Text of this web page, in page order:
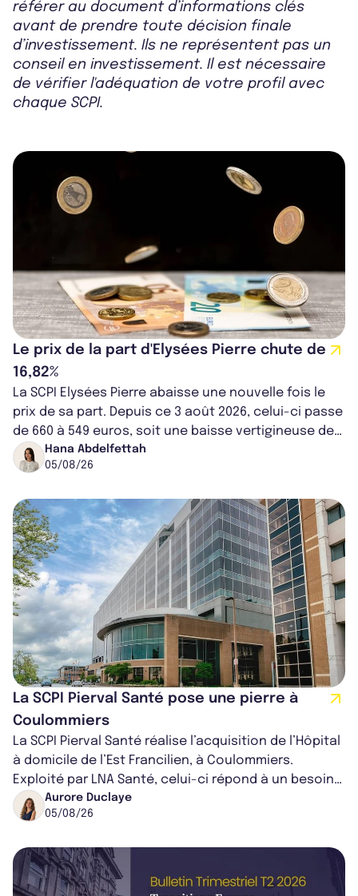
référer au document d’informations clés
avant de prendre toute décision finale
d’investissement. Ils ne représentent pas un
conseil en investissement. Il est nécessaire
de vérifier l'adéquation de votre profil avec
chaque SCPI.
Le prix de la part d'Elysées Pierre chute de
16,82%
La SCPI Elysées Pierre abaisse une nouvelle fois le
prix de sa part. Depuis ce 3 août 2026, celui-ci passe
de 660 à 549 euros, soit une baisse vertigineuse de
16,82%. Cette nouvell...
Hana Abdelfettah
05/08/26
La SCPI Pierval Santé pose une pierre à
Coulommiers
La SCPI Pierval Santé réalise l’acquisition de l’Hôpital
à domicile de l’Est Francilien, à Coulommiers.
Exploité par LNA Santé, celui-ci répond à un besoin
médical croissant, qui s...
Aurore Duclaye
05/08/26